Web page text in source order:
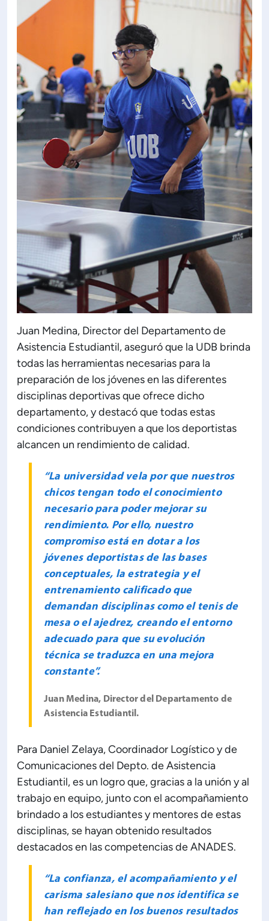
Juan Medina, Director del Departamento de
Asistencia Estudiantil, aseguró que la UDB brinda
todas las herramientas necesarias para la
preparación de los jóvenes en las diferentes
disciplinas deportivas que ofrece dicho
departamento, y destacó que todas estas
condiciones contribuyen a que los deportistas
alcancen un rendimiento de calidad.
“La universidad vela por que nuestros
chicos tengan todo el conocimiento
necesario para poder mejorar su
rendimiento. Por ello, nuestro
compromiso está en dotar a los
jóvenes deportistas de las bases
conceptuales, la estrategia y el
entrenamiento calificado que
demandan disciplinas como el tenis de
mesa o el ajedrez, creando el entorno
adecuado para que su evolución
técnica se traduzca en una mejora
constante”.
Juan Medina, Director del Departamento de
Asistencia Estudiantil.
Para Daniel Zelaya, Coordinador Logístico y de
Comunicaciones del Depto. de Asistencia
Estudiantil, es un logro que, gracias a la unión y al
trabajo en equipo, junto con el acompañamiento
brindado a los estudiantes y mentores de estas
disciplinas, se hayan obtenido resultados
destacados en las competencias de ANADES.
“La confianza, el acompañamiento y el
carisma salesiano que nos identifica se
han reflejado en los buenos resultados